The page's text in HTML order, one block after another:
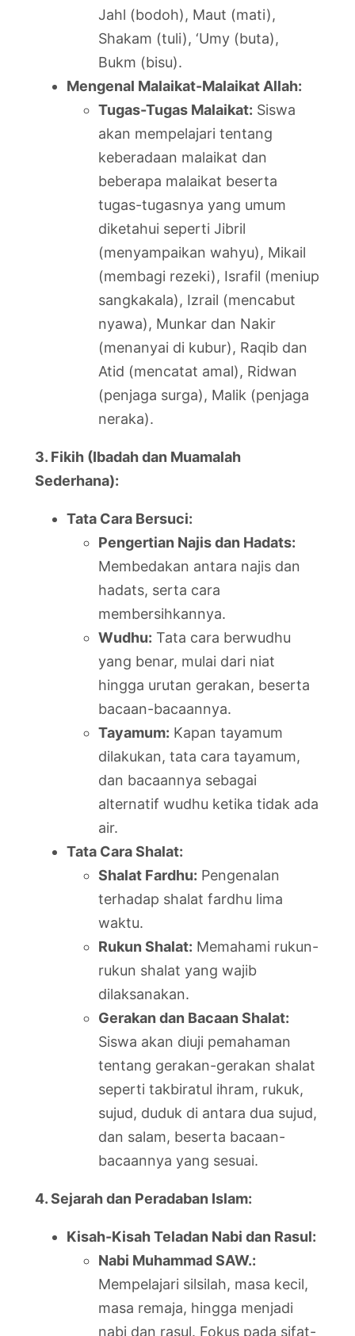
Jahl (bodoh), Maut (mati),
Shakam (tuli), ‘Umy (buta),
Bukm (bisu).
Mengenal Malaikat-Malaikat Allah:
Tugas-Tugas Malaikat: Siswa
akan mempelajari tentang
keberadaan malaikat dan
beberapa malaikat beserta
tugas-tugasnya yang umum
diketahui seperti Jibril
(menyampaikan wahyu), Mikail
(membagi rezeki), Israfil (meniup
sangkakala), Izrail (mencabut
nyawa), Munkar dan Nakir
(menanyai di kubur), Raqib dan
Atid (mencatat amal), Ridwan
(penjaga surga), Malik (penjaga
neraka).
3. Fikih (Ibadah dan Muamalah
Sederhana):
Tata Cara Bersuci:
Pengertian Najis dan Hadats:
Membedakan antara najis dan
hadats, serta cara
membersihkannya.
Wudhu: Tata cara berwudhu
yang benar, mulai dari niat
hingga urutan gerakan, beserta
bacaan-bacaannya.
Tayamum: Kapan tayamum
dilakukan, tata cara tayamum,
dan bacaannya sebagai
alternatif wudhu ketika tidak ada
air.
Tata Cara Shalat:
Shalat Fardhu: Pengenalan
terhadap shalat fardhu lima
waktu.
Rukun Shalat: Memahami rukun-
rukun shalat yang wajib
dilaksanakan.
Gerakan dan Bacaan Shalat:
Siswa akan diuji pemahaman
tentang gerakan-gerakan shalat
seperti takbiratul ihram, rukuk,
sujud, duduk di antara dua sujud,
dan salam, beserta bacaan-
bacaannya yang sesuai.
4. Sejarah dan Peradaban Islam:
Kisah-Kisah Teladan Nabi dan Rasul:
Nabi Muhammad SAW.:
Mempelajari silsilah, masa kecil,
masa remaja, hingga menjadi
nabi dan rasul. Fokus pada sifat-